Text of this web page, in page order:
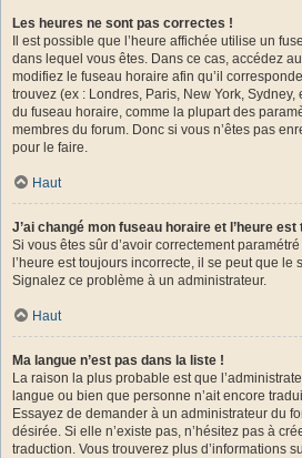
Les heures ne sont pas correctes !
Il est possible que l’heure affichée utilise un
dans lequel vous êtes. Dans ce cas, accédez au
modifiez le fuseau horaire afin qu’il
trouvez (ex : Londres, Paris, New York,
du fuseau horaire, comme la plupart des
membres du forum. Donc si vous n’êtes pas
pour le faire.
Haut
J’ai changé mon fuseau horaire et l’heure
Si vous êtes sûr d’avoir correctement
l’heure est toujours incorrecte, il se peut que le
Signalez ce problème à un administrateur.
Haut
Ma langue n’est pas dans la liste !
La raison la plus probable est que
langue ou bien que personne n’ait encore
Essayez de demander à un administrateur du
désirée. Si elle n’existe pas, n’hésitez pas à
traduction. Vous trouverez plus d’informations